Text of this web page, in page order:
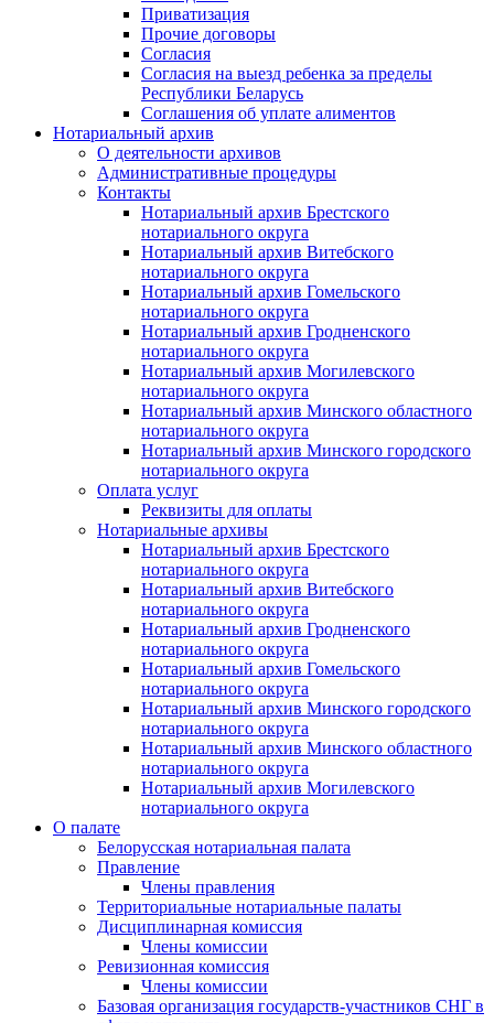
Приватизация
Прочие договоры
Согласия
Согласия на выезд ребенка за пределы
Республики Беларусь
Соглашения об уплате алиментов
Нотариальный архив
О деятельности архивов
Административные процедуры
Контакты
Нотариальный архив Брестского
нотариального округа
Нотариальный архив Витебского
нотариального округа
Нотариальный архив Гомельского
нотариального округа
Нотариальный архив Гродненского
нотариального округа
Нотариальный архив Могилевского
нотариального округа
Нотариальный архив Минского областного
нотариального округа
Нотариальный архив Минского городского
нотариального округа
Оплата услуг
Реквизиты для оплаты
Нотариальные архивы
Нотариальный архив Брестского
нотариального округа
Нотариальный архив Витебского
нотариального округа
Нотариальный архив Гродненского
нотариального округа
Нотариальный архив Гомельского
нотариального округа
Нотариальный архив Минского городского
нотариального округа
Нотариальный архив Минского областного
нотариального округа
Нотариальный архив Могилевского
нотариального округа
О палате
Белорусская нотариальная палата
Правление
Члены правления
Территориальные нотариальные палаты
Дисциплинарная комиссия
Члены комиссии
Ревизионная комиссия
Члены комиссии
Базовая организация государств-участников СНГ в